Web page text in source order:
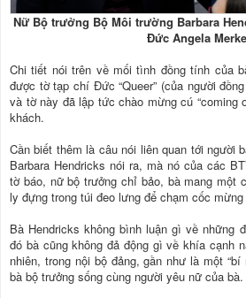
Nữ Bộ trưởng Bộ Môi trường Barbara
Đức Angela
Chi tiết nói trên về mối tình đồng tính của
được tờ tạp chí Đức “Queer” (của người
và tờ này đã lập tức chào mừng cú “coming
khách.
Cần biết thêm là câu nói liên quan tới người
Barbara Hendricks nói ra, mà nó của các
tờ báo, nữ bộ trưởng chỉ bảo, bà mang một
ly đựng trong túi đeo lưng để chạm cốc
Bà Hendricks không bình luận gì về những
đó bà cũng không đả động gì về khía cạnh
nhiên, trong nội bộ đảng, gần như là một
bà bộ trưởng sống cùng người yêu nữ của bà.